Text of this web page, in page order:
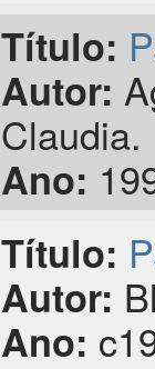
Título:
Autor:
Claudia.
Ano:
Título:
Autor:
Ano: